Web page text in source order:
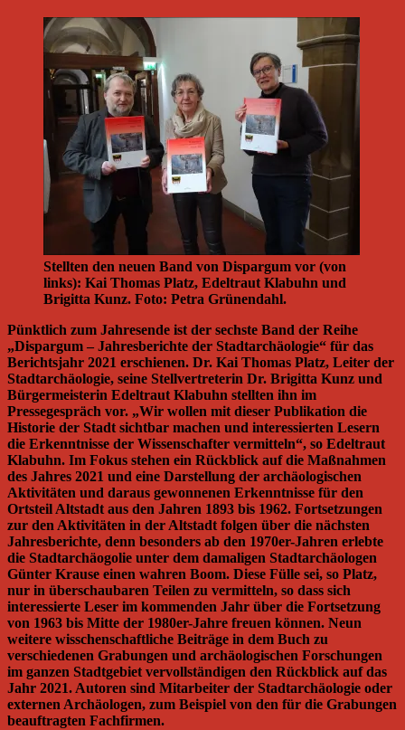
Stellten den neuen Band von Dispargum vor (von
links): Kai Thomas Platz, Edeltraut Klabuhn und
Brigitta Kunz. Foto: Petra Grünendahl.
Pünktlich zum Jahresende ist der sechste Band der Reihe
„Dispargum – Jahresberichte der Stadtarchäologie“ für das
Berichtsjahr 2021 erschienen. Dr. Kai Thomas Platz, Leiter der
Stadtarchäologie, seine Stellvertreterin Dr. Brigitta Kunz und
Bürgermeisterin Edeltraut Klabuhn stellten ihn im
Pressegespräch vor. „Wir wollen mit dieser Publikation die
Historie der Stadt sichtbar machen und interessierten Lesern
die Erkenntnisse der Wissenschafter vermitteln“, so Edeltraut
Klabuhn. Im Fokus stehen ein Rückblick auf die Maßnahmen
des Jahres 2021 und eine Darstellung der archäologischen
Aktivitäten und daraus gewonnenen Erkenntnisse für den
Ortsteil Altstadt aus den Jahren 1893 bis 1962. Fortsetzungen
zur den Aktivitäten in der Altstadt folgen über die nächsten
Jahresberichte, denn besonders ab den 1970er-Jahren erlebte
die Stadtarchäogolie unter dem damaligen Stadtarchäologen
Günter Krause einen wahren Boom. Diese Fülle sei, so Platz,
nur in überschaubaren Teilen zu vermitteln, so dass sich
interessierte Leser im kommenden Jahr über die Fortsetzung
von 1963 bis Mitte der 1980er-Jahre freuen können. Neun
weitere wisschenschaftliche Beiträge in dem Buch zu
verschiedenen Grabungen und archäologischen Forschungen
im ganzen Stadtgebiet vervollständigen den Rückblick auf das
Jahr 2021. Autoren sind Mitarbeiter der Stadtarchäologie oder
externen Archäologen, zum Beispiel von den für die Grabungen
beauftragten Fachfirmen.